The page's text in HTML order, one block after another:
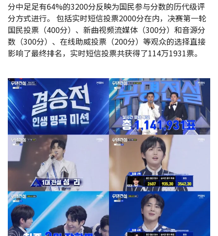
分中足足有64%的3200分反映为国民参与分数的历代级评
分方式进行。 包括实时短信投票2000分在内，决赛第一轮
国民投票（400分）、新曲视频流媒体（300分）和音源分
数（300分）、在线助威投票（200分）等观众的选择直接
影响了最终排名，实时短信投票共获得了114万1931票。